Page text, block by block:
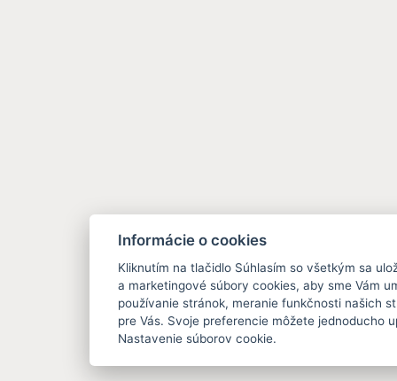
Informácie o cookies
Kliknutím na tlačidlo Súhlasím so všetkým sa
a marketingové súbory cookies, aby sme Vám
používanie stránok, meranie funkčnosti našich
pre Vás. Svoje preferencie môžete jednoducho
Nastavenie súborov cookie.